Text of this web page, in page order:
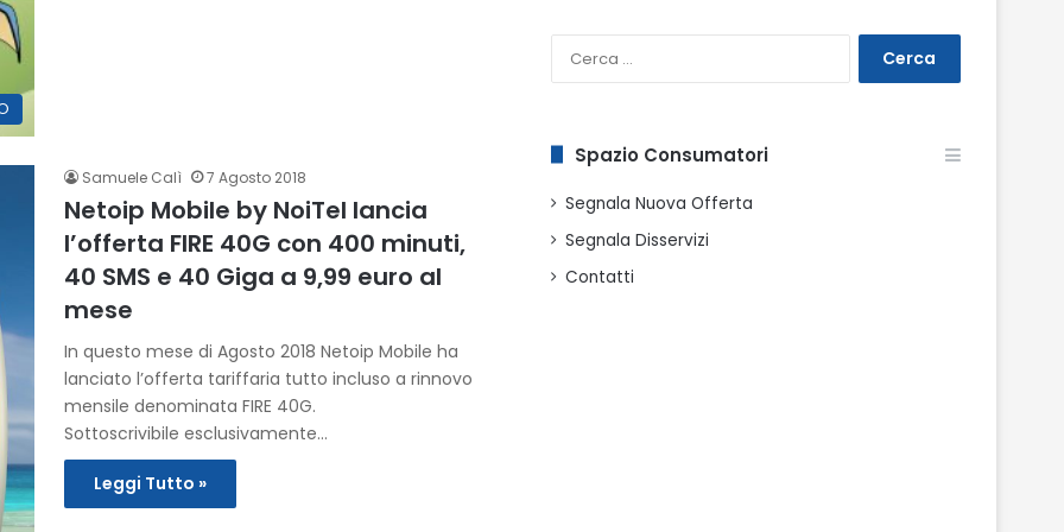
Samuele Calì 7 Agosto 2018
Netoip Mobile by NoiTel lancia
l’offerta FIRE 40G con 400 minuti,
40 SMS e 40 Giga a 9,99 euro al
mese
In questo mese di Agosto 2018 Netoip Mobile ha
lanciato l’offerta tariffaria tutto incluso a rinnovo
mensile denominata FIRE 40G.
Sottoscrivibile esclusivamente…
Leggi Tutto »
Spazio Consumatori
Segnala Nuova Offerta
Segnala Disservizi
Contatti